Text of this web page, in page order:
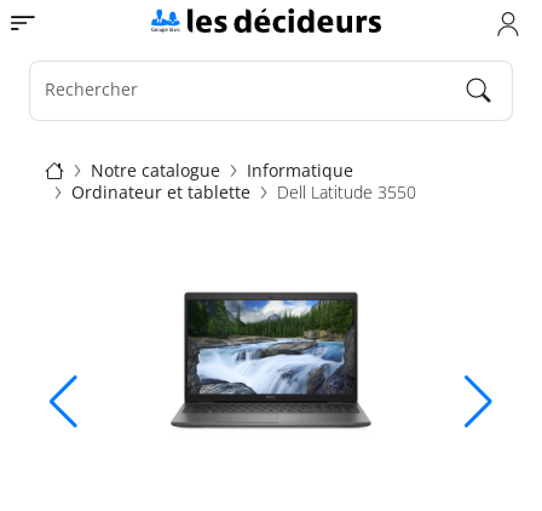
Aller
au
contenu
principal
Toggle navigation
Rechercher
Fil
d'Ariane
Notre catalogue
Informatique
Ordinateur et tablette
Dell Latitude 3550